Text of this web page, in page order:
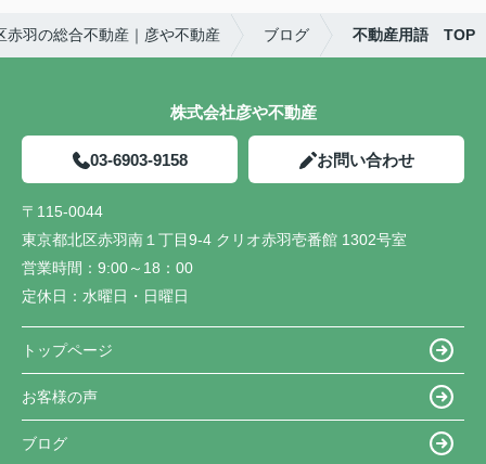
赤羽の総合不動産｜彦や不動産 ブログ 不動産用語 TOP
株式会社彦や不動産
03-6903-9158 お問い合わせ
〒115-0044
東京都北区赤羽南１丁目9-4 クリオ赤羽壱番館 1302号室
営業時間： 9:00～18：00
定休日： 水曜日・日曜日
トップページ
お客様の声
ブログ